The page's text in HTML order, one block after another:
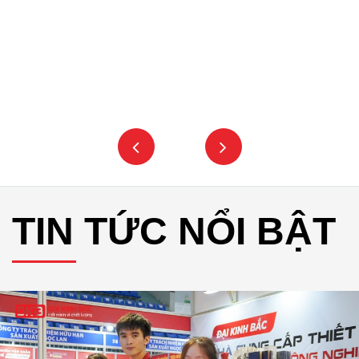
TIN TỨC NỔI BẬT